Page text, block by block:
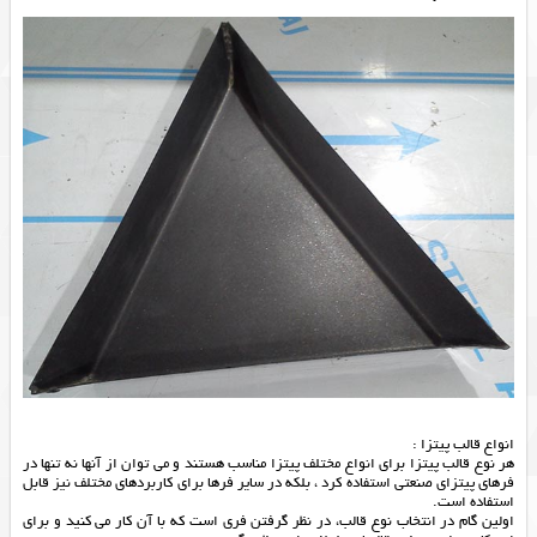
انواع قالب پیتزا :
هر نوع قالب پیتزا برای انواع مختلف پیتزا مناسب هستند و می توان از آنها نه تنها در
فرهای پیتزای صنعتی استفاده کرد ، بلکه در سایر فرها برای کاربردهای مختلف نیز قابل
استفاده است.
اولین گام در انتخاب نوع قالب، در نظر گرفتن فری است که با آن کار می کنید و برای